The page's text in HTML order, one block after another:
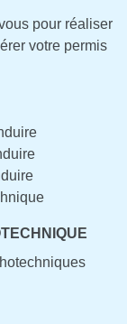
pour réaliser
votre permis